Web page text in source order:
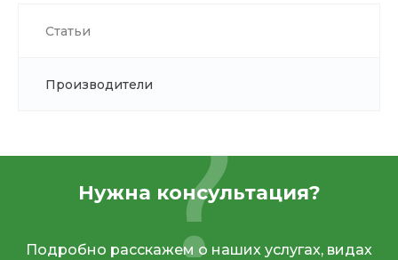
Статьи
Производители
Нужна консультация?
Подробно расскажем о наших услугах, видах